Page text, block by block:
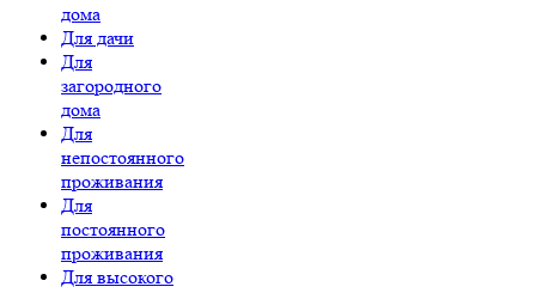
дома
Для дачи
Для
загородного
дома
Для
непостоянного
проживания
Для
постоянного
проживания
Для высокого